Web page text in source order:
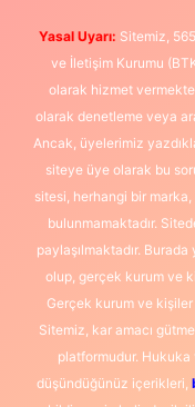
Yasal Uyarı: Sitemiz,
ve İletişim Kurumu
olarak hizmet
olarak denetleme veya
Ancak, üyelerimiz
siteye üye olarak bu
sitesi, herhangi bir marka,
bulunmamaktadır.
paylaşılmaktadır.
olup, gerçek kurum ve
Gerçek kurum ve
Sitemiz, kar amacı
platformudur. Hukuka
düşündüğünüz içerikleri,